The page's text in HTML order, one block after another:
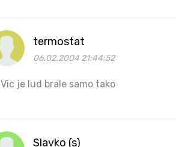
termostat
06.02.2004 21:44:52
Vic je lud brale samo tako
Slavko (s)